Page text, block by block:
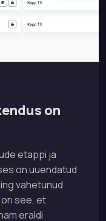
on
etappi ja
on uuendatud
vahetunud
see, et
eraldi